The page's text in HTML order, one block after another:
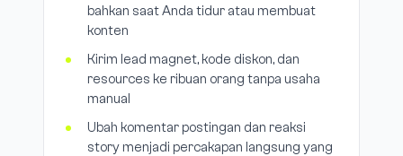
bahkan saat Anda tidur atau membuat
konten
Kirim lead magnet, kode diskon, dan
resources ke ribuan orang tanpa usaha
manual
Ubah komentar postingan dan reaksi
story menjadi percakapan langsung yang